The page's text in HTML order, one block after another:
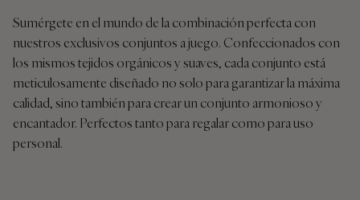
Sumérgete en el mundo de la combinación perfecta con
nuestros exclusivos conjuntos a juego. Confeccionados con
los mismos tejidos orgánicos y suaves, cada conjunto está
meticulosamente diseñado no solo para garantizar la máxima
calidad, sino también para crear un conjunto armonioso y
encantador. Perfectos tanto para regalar como para uso
personal.